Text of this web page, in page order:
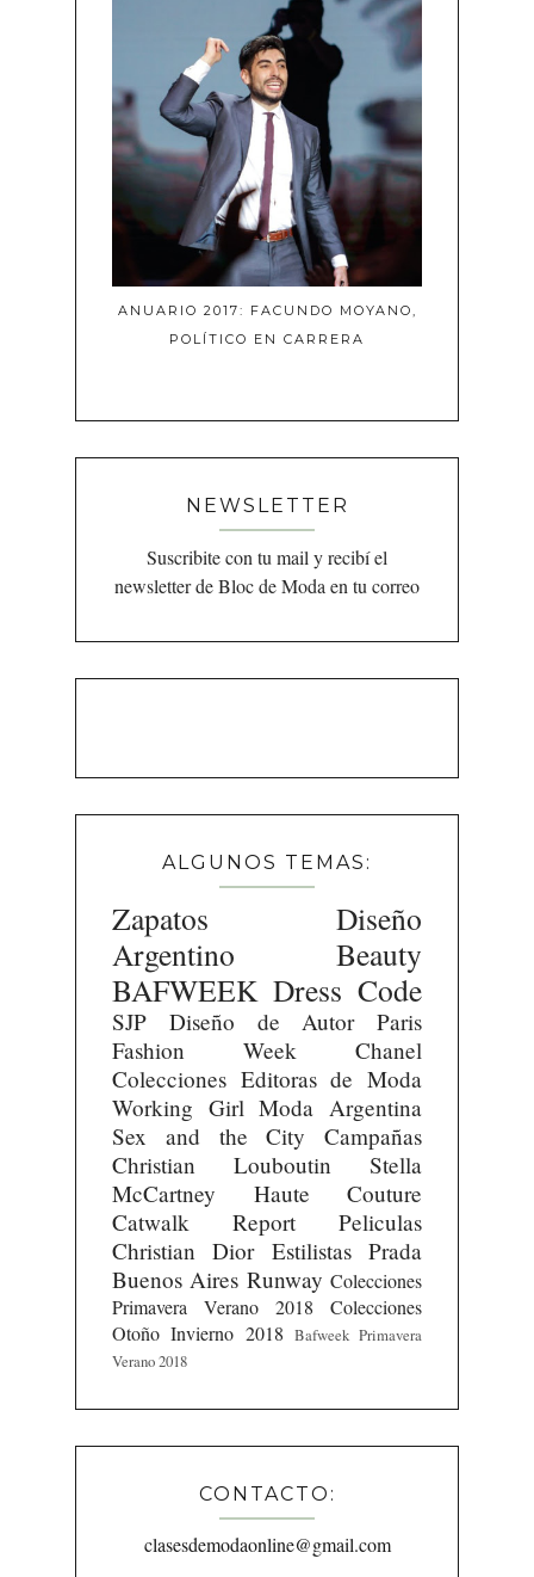
ANUARIO 2017: FACUNDO MOYANO,
POLÍTICO EN CARRERA
NEWSLETTER
Suscribite con tu mail y recibí el
newsletter de Bloc de Moda en tu correo
ALGUNOS TEMAS:
Zapatos
Diseño
Argentino
Beauty
BAFWEEK Dress Code
SJP Diseño de Autor
Paris
Fashion Week
Chanel
Colecciones Editoras de Moda
Working Girl Moda Argentina
Sex and the City
Campañas
Christian Louboutin
Stella
McCartney
Haute Couture
Catwalk Report
Peliculas
Christian Dior Estilistas Prada
Buenos Aires Runway Colecciones
Primavera Verano 2018
Colecciones
Otoño Invierno 2018 Bafweek Primavera
Verano 2018
CONTACTO:
clasesdemodaonline@gmail.com